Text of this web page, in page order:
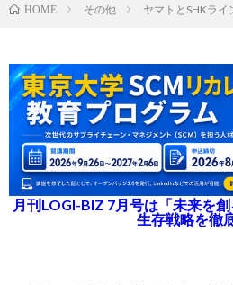
HOME その他 ヤマトとSHKラ
月刊LOGI-BIZ 7月号は「未来を
生存戦略を徹